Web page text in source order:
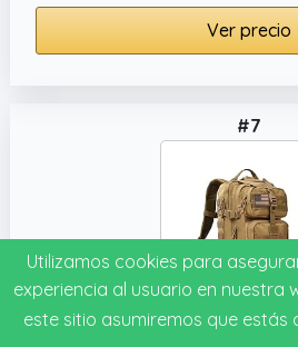
Ver precio
#7
Utilizamos cookies para
experiencia al usuario en nuestra
este sitio asumiremos que estás